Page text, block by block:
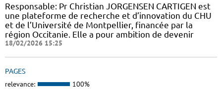
Responsable: Pr Christian JORGENSEN CARTIGEN est
une plateforme de recherche et d’innovation du CHU
et de l’Université de Montpellier, financée par la
région Occitanie. Elle a pour ambition de devenir
18/02/2026 15:25
PAGES
relevance: 100%